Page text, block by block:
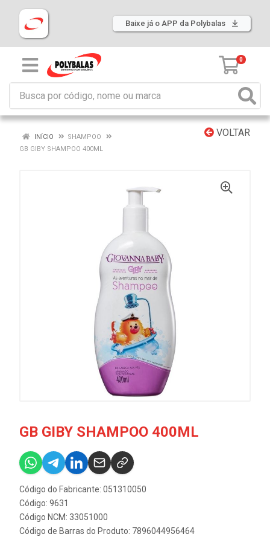
Baixe já o APP da Polybalas
0
VOLTAR
INÍCIO
SHAMPOO
GB GIBY SHAMPOO 400ML
GB GIBY SHAMPOO 400ML
Código do Fabricante: 051310050
Código: 9631
Código NCM: 33051000
Código de Barras do Produto: 7896044956464